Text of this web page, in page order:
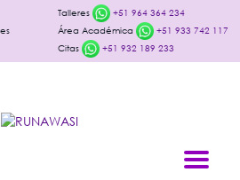
Talleres
+51 964 364 234
Área Académica
+51 933 742 117
Citas
+51 932 189 233